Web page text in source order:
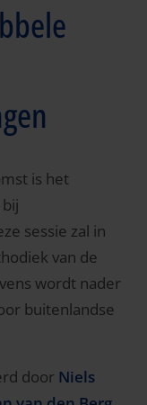
is het
sessie zal in
van de
wordt nader
buitenlandse
door Niels